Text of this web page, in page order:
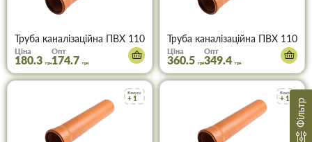
Труба каналізаційна ПВХ 110х1000х3,2 (руда)
Ціна
180.3 грн
Опт
174.7 грн
Труба каналізаційна ПВХ
Ціна
360.5 грн
Опт
349.4 грн
Бонуси
+ 1
Бонуси
+ 1 Фільтр